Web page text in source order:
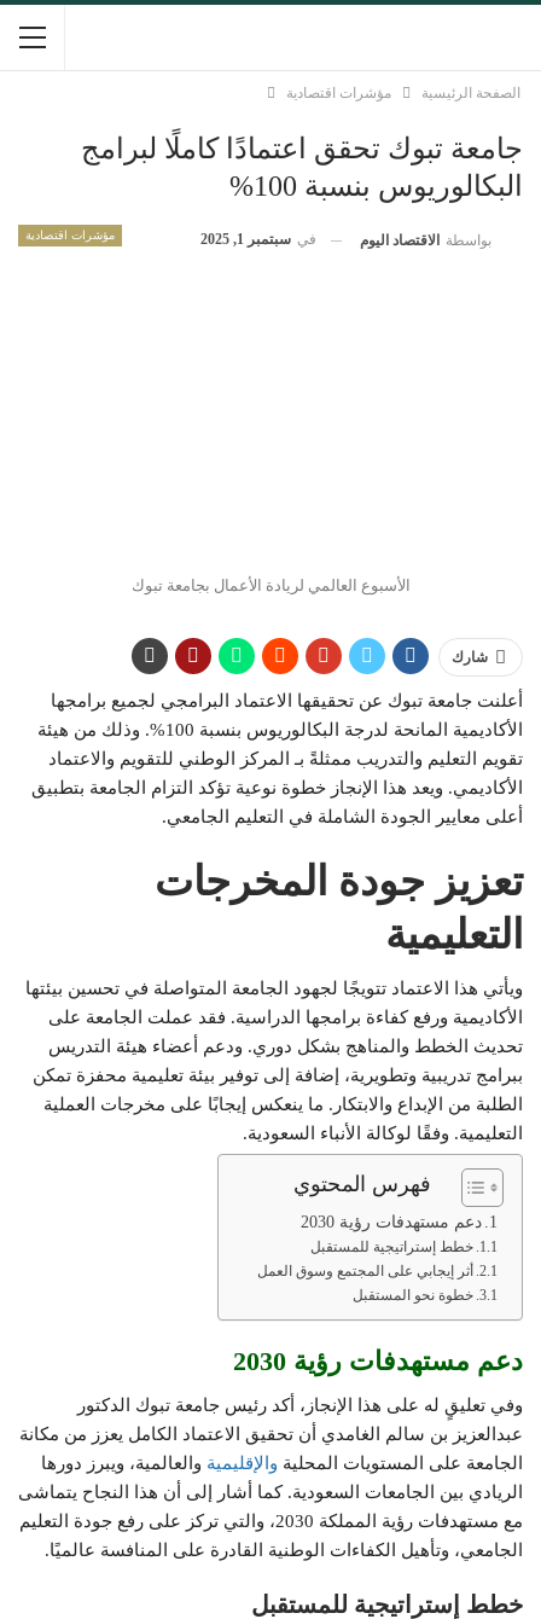
الصفحة الرئيسية مؤشرات اقتصادية
جامعة تبوك تحقق اعتمادًا كاملًا لبرامج
البكالوريوس بنسبة 100%
مؤشرات اقتصادية بواسطة الاقتصاد اليوم في سبتمبر 1, 2025
الأسبوع العالمي لريادة الأعمال بجامعة تبوك
شارك
أعلنت جامعة تبوك عن تحقيقها الاعتماد البرامجي لجميع برامجها
الأكاديمية المانحة لدرجة البكالوريوس بنسبة 100%. وذلك من هيئة
تقويم التعليم والتدريب ممثلةً بـ المركز الوطني للتقويم والاعتماد
الأكاديمي. ويعد هذا الإنجاز خطوة نوعية تؤكد التزام الجامعة بتطبيق
أعلى معايير الجودة الشاملة في التعليم الجامعي.
تعزيز جودة المخرجات
التعليمية
ويأتي هذا الاعتماد تتويجًا لجهود الجامعة المتواصلة في تحسين بيئتها
الأكاديمية ورفع كفاءة برامجها الدراسية. فقد عملت الجامعة على
تحديث الخطط والمناهج بشكل دوري. ودعم أعضاء هيئة التدريس
ببرامج تدريبية وتطويرية، إضافة إلى توفير بيئة تعليمية محفزة تمكن
الطلبة من الإبداع والابتكار. ما ينعكس إيجابًا على مخرجات العملية
التعليمية. وفقًا لوكالة الأنباء السعودية.
فهرس المحتوي
دعم مستهدفات رؤية 2030
خطط إستراتيجية للمستقبل
أثر إيجابي على المجتمع وسوق العمل
خطوة نحو المستقبل
دعم مستهدفات رؤية 2030
وفي تعليقٍ له على هذا الإنجاز، أكد رئيس جامعة تبوك الدكتور
عبدالعزيز بن سالم الغامدي أن تحقيق الاعتماد الكامل يعزز من مكانة
الجامعة على المستويات المحلية والإقليمية والعالمية، ويبرز دورها
الريادي بين الجامعات السعودية. كما أشار إلى أن هذا النجاح يتماشى
مع مستهدفات رؤية المملكة 2030، والتي تركز على رفع جودة التعليم
الجامعي، وتأهيل الكفاءات الوطنية القادرة على المنافسة عالميًا.
خطط إستراتيجية للمستقبل